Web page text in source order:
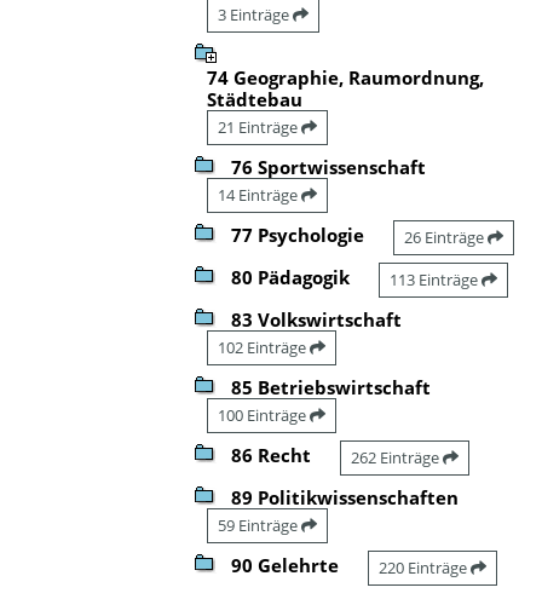
3 Einträge
74 Geographie, Raumordnung,
Städtebau
21 Einträge
76 Sportwissenschaft
14 Einträge
77 Psychologie 26 Einträge
80 Pädagogik 113 Einträge
83 Volkswirtschaft
102 Einträge
85 Betriebswirtschaft
100 Einträge
86 Recht 262 Einträge
89 Politikwissenschaften
59 Einträge
90 Gelehrte 220 Einträge